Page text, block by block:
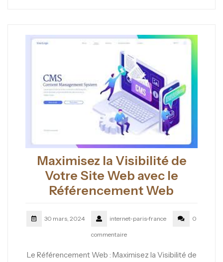
Maximisez la Visibilité de
Votre Site Web avec le
Référencement Web
30 mars, 2024 internet-paris-france 0
commentaire
Le Référencement Web : Maximisez la Visibilité de